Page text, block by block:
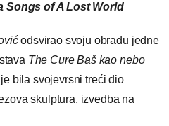
Songs of A Lost World
odsvirao svoju obradu jedne
The Cure Baš kao nebo
bila svojevrsni treći dio
skulptura, izvedba na